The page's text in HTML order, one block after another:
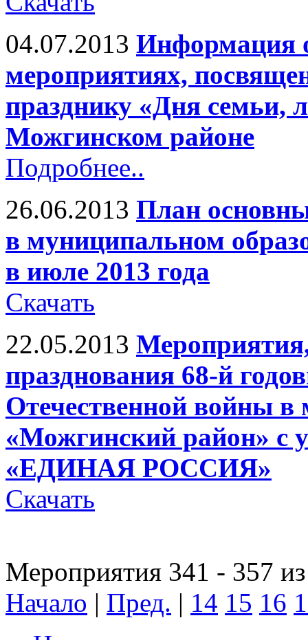
04.07.2013 Информация
мероприятиях,
празднику «Дня семьи,
Можгинском районе
Подробнее..
26.06.2013 План
в муниципальном
в июле 2013 года
Скачать
22.05.2013
празднования 68-й
Отечественной войны
«Можгинский район» с
«ЕДИНАЯ РОССИЯ»
Скачать
Мероприятия 341 - 357
Начало | Пред. | 14 15 16